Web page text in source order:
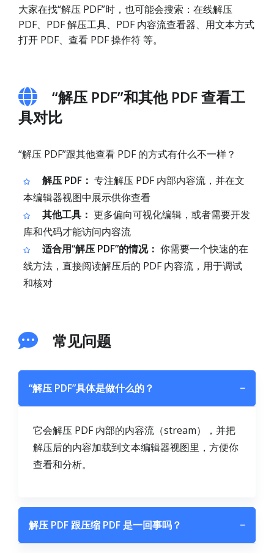
大家在找“解压 PDF”时，也可能会搜索：在线解压
PDF、PDF 解压工具、PDF 内容流查看器、用文本方式
打开 PDF、查看 PDF 操作符 等。
“解压 PDF”和其他 PDF 查看工
具对比
“解压 PDF”跟其他查看 PDF 的方式有什么不一样？
解压 PDF： 专注解压 PDF 内部内容流，并在文
本编辑器视图中展示供你查看
其他工具： 更多偏向可视化编辑，或者需要开发
库和代码才能访问内容流
适合用“解压 PDF”的情况： 你需要一个快速的在
线方法，直接阅读解压后的 PDF 内容流，用于调试
和核对
常见问题
“解压 PDF”具体是做什么的？ −
它会解压 PDF 内部的内容流（stream），并把
解压后的内容加载到文本编辑器视图里，方便你
查看和分析。
解压 PDF 跟压缩 PDF 是一回事吗？ −